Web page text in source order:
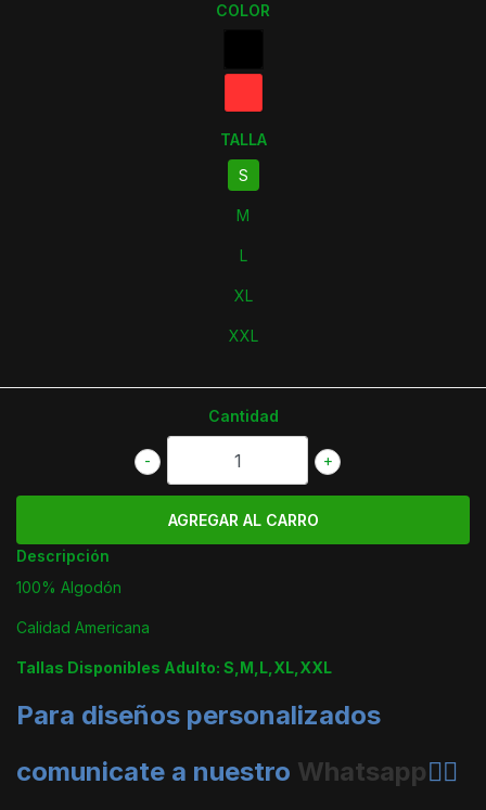
COLOR
TALLA
S
M
L
XL
XXL
Cantidad
+
-
Descripción
100% Algodón
Calidad Americana
Tallas Disponibles Adulto: S,M,L,XL,XXL
Para diseños personalizados
comunicate a nuestro Whatsapp👈🏼